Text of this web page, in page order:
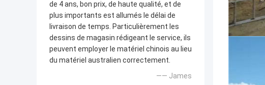
de 4 ans, bon prix, de haute qualité, et de
plus importants est allumés le délai de
livraison de temps. Particulièrement les
dessins de magasin rédigeant le service, ils
peuvent employer le matériel chinois au lieu
du matériel australien correctement.
—— James